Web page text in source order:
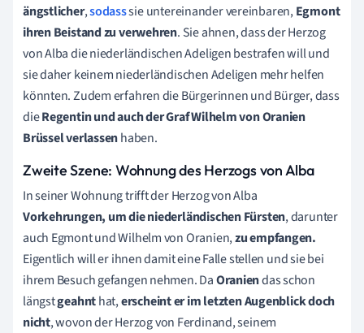
ängstlicher,sodasssie untereinander vereinbaren,Egmont
ihren Beistand zu verwehren. Sie ahnen, dass der Herzog
von Alba die niederländischen Adeligen bestrafen will und
sie daher keinem niederländischen Adeligen mehr helfen
könnten. Zudem erfahren die Bürgerinnen und Bürger, dass
dieRegentin und auch der Graf Wilhelm von Oranien
Brüssel verlassenhaben.
Zweite Szene: Wohnung des Herzogs von Alba
In seiner Wohnung trifft der Herzog von Alba
Vorkehrungen, um die niederländischen Fürsten, darunter
auch Egmont und Wilhelm von Oranien,zu empfangen.
Eigentlich will er ihnen damit eine Falle stellen und sie bei
ihrem Besuch gefangen nehmen. DaOraniendas schon
längstgeahnthat,erscheint er im letzten Augenblick doch
nicht, wovon der Herzog von Ferdinand, seinem